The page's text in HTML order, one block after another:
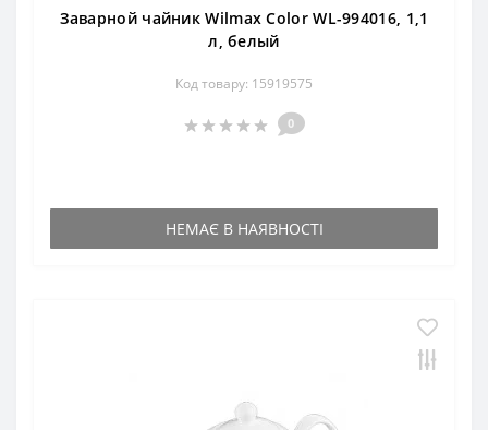
Заварной чайник Wilmax Color WL-994016, 1,1
л, белый
Код товару: 15919575
0
НЕМАЄ В НАЯВНОСТІ